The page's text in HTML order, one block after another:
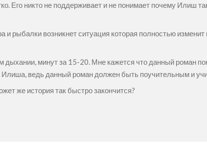
Его никто не поддерживает и не понимает почему Илиш
и рыбалки возникнет ситуация которая полностью
дыхании, минут за 15-20. Мне кажется что данный роман
Илиша, ведь данный роман должен быть поучительным и
же история так быстро закончится?